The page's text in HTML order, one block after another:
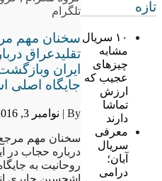
تازه
۱۰ سریال
مشابه
چیزهای
عجیب که
ارزش
تماشا
دارند
معرفی
سریال
آبان؛
درامی
تلگرام
سخنان مهم
تقلیدعراق
ایران
جایگاه اصلی
By | نوامبر 3, 2016
سخنان مهم مرجع
درباره حجاب در
روحانیت به
اشحسین جابری